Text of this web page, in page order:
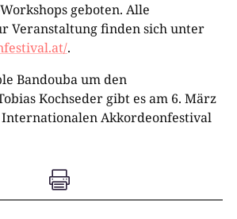
geboten. Alle
Veranstaltung finden sich unter
.
Bandouba um den
Kochseder gibt es am 6. März
Internationalen Akkordeonfestival
